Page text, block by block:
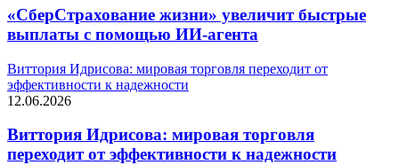
«СберСтрахование жизни» увеличит быстрые
выплаты с помощью ИИ-агента
Виттория Идрисова: мировая торговля переходит от
эффективности к надежности
12.06.2026
Виттория Идрисова: мировая торговля
переходит от эффективности к надежности